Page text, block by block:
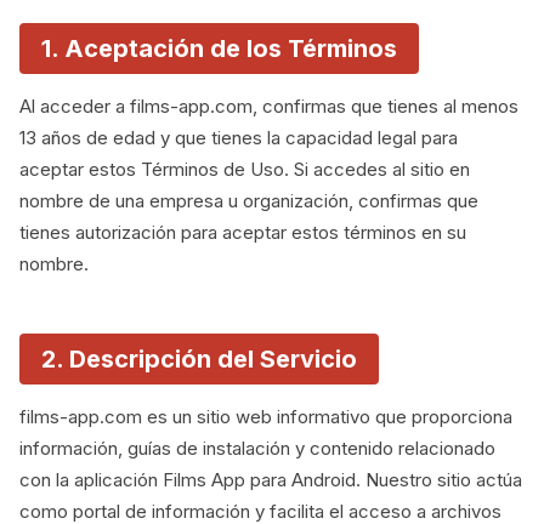
1. Aceptación de los Términos
Al acceder a films-app.com, confirmas que tienes al menos
13 años de edad y que tienes la capacidad legal para
aceptar estos Términos de Uso. Si accedes al sitio en
nombre de una empresa u organización, confirmas que
tienes autorización para aceptar estos términos en su
nombre.
2. Descripción del Servicio
films-app.com es un sitio web informativo que proporciona
información, guías de instalación y contenido relacionado
con la aplicación Films App para Android. Nuestro sitio actúa
como portal de información y facilita el acceso a archivos